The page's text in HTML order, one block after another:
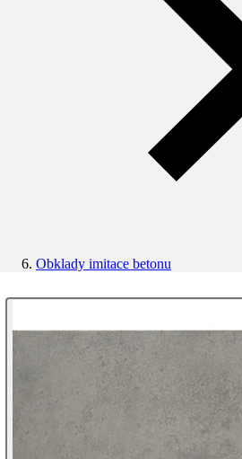
Obklady imitace betonu